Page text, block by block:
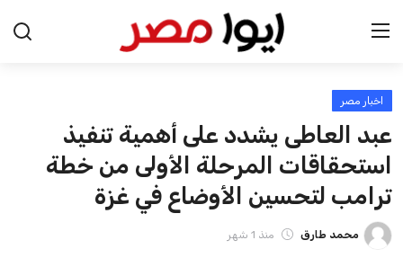
الرئيسية
اخبار مصر
عرب وعالم
اقتصاد
اخبار مصر
عبد العاطى يشدد على أهمية تنفيذ
استحقاقات المرحلة الأولى من خطة
ترامب لتحسين الأوضاع في غزة
محمد طارق منذ 1 شهر